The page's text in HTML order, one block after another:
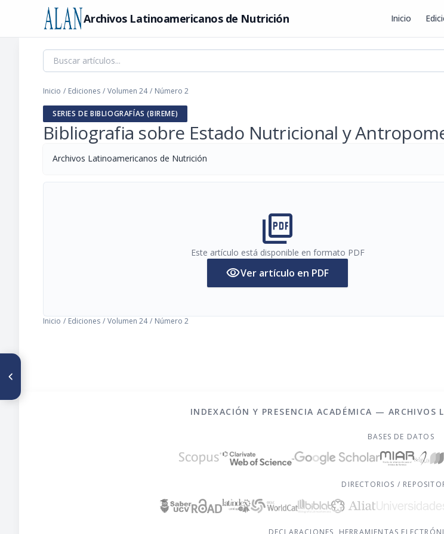
Archivos Latinoamericanos de Nutrición Inicio
Inicio / Ediciones / Volumen 24 / Número 2
SERIES DE BIBLIOGRAFÍAS (BIREME)
Bibliografia sobre Estado Nutricional y
Archivos Latinoamericanos de Nutrición
picture_as_pdf
Este artículo está disponible en formato PDF
visibilityVer artículo en PDF
Inicio / Ediciones / Volumen 24 / Número 2
INDEXACIÓN Y PRESENCIA ACADÉMICA — ARCHIVOS
BASES DE DATOS
DIRECTORIOS /
DECLARACIONES, HERRAMIENTAS